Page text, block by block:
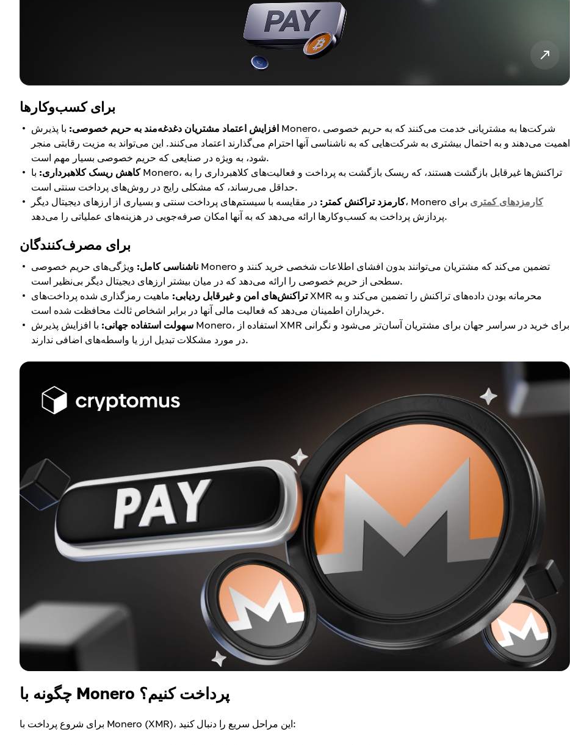
برای کسب‌وکارها
افزایش اعتماد مشتریان دغدغه‌مند به حریم خصوصی: با پذیرش Monero، شرکت‌ها به مشتریانی خدمت می‌کنند که به حریم خصوصی
اهمیت می‌دهند و به احتمال بیشتری به شرکت‌هایی که به ناشناسی آنها احترام می‌گذارند اعتماد می‌کنند. این می‌تواند به مزیت رقابتی منجر
شود، به ویژه در صنایعی که حریم خصوصی بسیار مهم است.
کاهش ریسک کلاهبرداری: با Monero، تراکنش‌ها غیرقابل بازگشت هستند، که ریسک بازگشت به پرداخت و فعالیت‌های کلاهبرداری را به
حداقل می‌رساند، که مشکلی رایج در روش‌های پرداخت سنتی است.
کارمزد تراکنش کمتر:در مقایسه با سیستم‌های پرداخت سنتی و بسیاری از ارزهای دیجیتال دیگر، Monero کارمزدهای کمتری برای
پردازش پرداخت به کسب‌وکارها ارائه می‌دهد که به آنها امکان صرفه‌جویی در هزینه‌های عملیاتی را می‌دهد.
برای مصرف‌کنندگان
ناشناسی کامل: ویژگی‌های حریم خصوصی Monero تضمین می‌کند که مشتریان می‌توانند بدون افشای اطلاعات شخصی خرید کنند و
سطحی از حریم خصوصی را ارائه می‌دهد که در میان بیشتر ارزهای دیجیتال دیگر بی‌نظیر است.
تراکنش‌های امن و غیرقابل ردیابی: ماهیت رمزگذاری شده پرداخت‌های XMR محرمانه بودن داده‌های تراکنش را تضمین می‌کند و به
خریداران اطمینان می‌دهد که فعالیت مالی آنها در برابر اشخاص ثالث محافظت شده است.
سهولت استفاده جهانی: با افزایش پذیرش Monero، استفاده از XMR برای خرید در سراسر جهان برای مشتریان آسان‌تر می‌شود و نگرانی
در مورد مشکلات تبدیل ارز یا واسطه‌های اضافی ندارند.
چگونه با Monero پرداخت کنیم؟
برای شروع پرداخت با Monero (XMR)، این مراحل سریع را دنبال کنید: